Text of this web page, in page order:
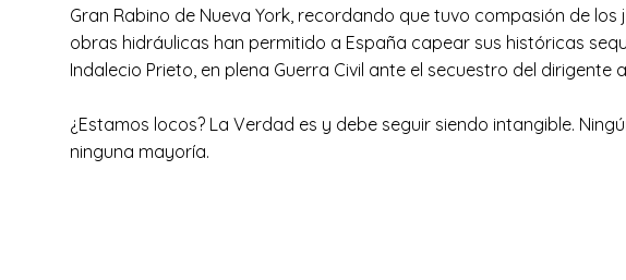
Gran Rabino de Nueva York, recordando que tuvo compasión de
obras hidráulicas han permitido a España capear sus históricas
Indalecio Prieto, en plena Guerra Civil ante el secuestro del
¿Estamos locos? La Verdad es y debe seguir siendo intangible.
ninguna mayoría.